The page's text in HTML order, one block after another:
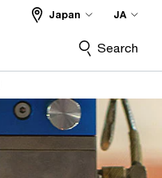
Japan JA
Search